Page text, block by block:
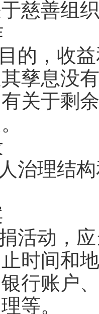
慈善组
的，收
孳息没
关于剩
治理结
活动，
时间和
行账户
等。